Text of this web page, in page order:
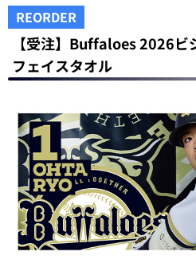
REORDER
【受注】Buffaloes 2026ビ
フェイスタオル